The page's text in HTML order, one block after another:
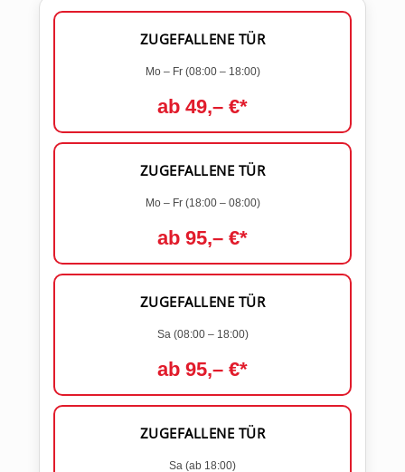
ZUGEFALLENE TÜR
Mo – Fr (08:00 – 18:00)
ab 49,– €*
ZUGEFALLENE TÜR
Mo – Fr (18:00 – 08:00)
ab 95,– €*
ZUGEFALLENE TÜR
Sa (08:00 – 18:00)
ab 95,– €*
ZUGEFALLENE TÜR
Sa (ab 18:00)